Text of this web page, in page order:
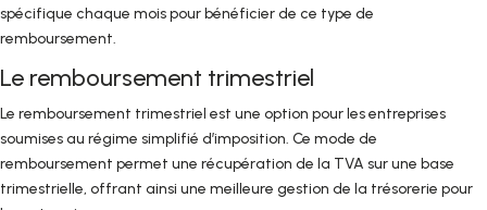
spécifique chaque mois pour bénéficier de ce type de
remboursement.
Le remboursement trimestriel
Le remboursement trimestriel est une option pour les entreprises
soumises au régime simplifié d’imposition. Ce mode de
remboursement permet une récupération de la TVA sur une base
trimestrielle, offrant ainsi une meilleure gestion de la trésorerie pour